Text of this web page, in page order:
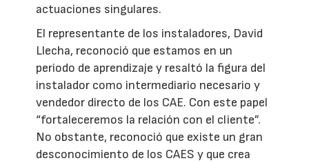
actuaciones singulares.
El representante de los instaladores, David
Llecha, reconoció que estamos en un
periodo de aprendizaje y resaltó la figura del
instalador como intermediario necesario y
vendedor directo de los CAE. Con este papel
“fortaleceremos la relación con el cliente”.
No obstante, reconoció que existe un gran
desconocimiento de los CAES y que crea